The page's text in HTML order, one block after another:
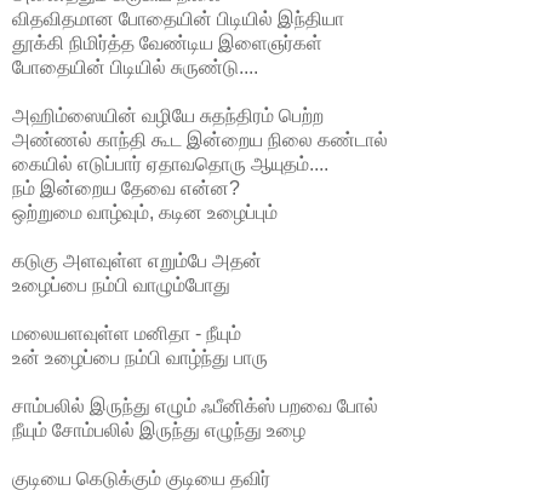
விதவிதமான போதையின் பிடியில் இந்தியா
தூக்கி நிமிர்த்த வேண்டிய இளைஞர்கள்
போதையின் பிடியில் சுருண்டு....
அஹிம்ஸையின் வழியே சுதந்திரம் பெற்ற
அண்ணல் காந்தி கூட இன்றைய நிலை கண்டால்
கையில் எடுப்பார் ஏதாவதொரு ஆயுதம்....
நம் இன்றைய தேவை என்ன?
ஒற்றுமை வாழ்வும், கடின உழைப்பும்
கடுகு அளவுள்ள எறும்பே அதன்
உழைப்பை நம்பி வாழும்போது
மலையளவுள்ள மனிதா - நீயும்
உன் உழைப்பை ந‌ம்பி வாழ்ந்து பாரு
சாம்பலில் இருந்து எழும் ஃபீனிக்ஸ் பறவை போல்
நீயும் சோம்பலில் இருந்து எழுந்து உழை
குடியை கெடுக்கும் குடியை தவிர்